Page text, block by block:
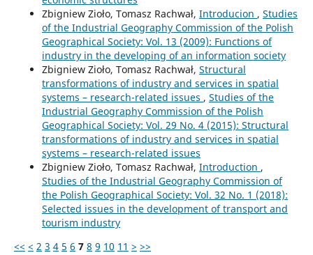
Zbigniew Zioło, Tomasz Rachwał, Introducion , Studies
of the Industrial Geography Commission of the Polish
Geographical Society: Vol. 13 (2009): Functions of
industry in the developing of an information society
Zbigniew Zioło, Tomasz Rachwał, Structural
transformations of industry and services in spatial
systems – research-related issues , Studies of the
Industrial Geography Commission of the Polish
Geographical Society: Vol. 29 No. 4 (2015): Structural
transformations of industry and services in spatial
systems – research-related issues
Zbigniew Zioło, Tomasz Rachwał, Introduction ,
Studies of the Industrial Geography Commission of
the Polish Geographical Society: Vol. 32 No. 1 (2018):
Selected issues in the development of transport and
tourism industry
<< < 2 3 4 5 6 7 8 9 10 11 > >>